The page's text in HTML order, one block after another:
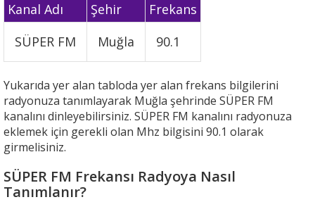
Kanal Adı Şehir
Frekans
SÜPER FM
Muğla 90.1
Yukarıda yer alan tabloda yer alan frekans bilgilerini
radyonuza tanımlayarak Muğla şehrinde SÜPER FM
kanalını dinleyebilirsiniz. SÜPER FM kanalını radyonuza
eklemek için gerekli olan Mhz bilgisini 90.1 olarak
girmelisiniz.
SÜPER FM Frekansı Radyoya Nasıl
Tanımlanır?